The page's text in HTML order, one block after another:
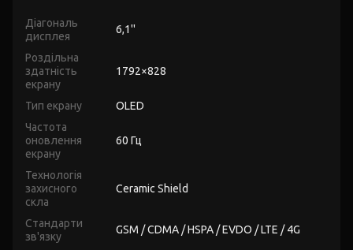
Діагональ
дисплея
6,1''
Роздільна
здатність
екрану
1792×828
Тип екрану
OLED
Частота
оновлення
екрану
60 Гц
Технологія
захисного
скла
Ceramic Shield
Стандарти
зв'язку
GSM / CDMA / HSPA / EVDO / LTE / 4G